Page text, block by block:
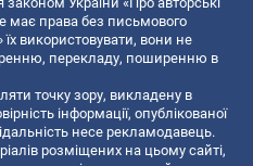
має права без письмового
використовувати, вони не
перекладу, поширенню в
точку зору, викладену в
інформації, опублікованої
несе рекламодавець.
розміщених на цьому сайті,